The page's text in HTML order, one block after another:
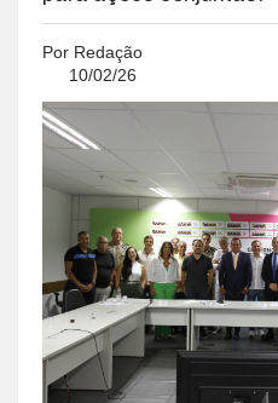
Por Redação
10/02/26